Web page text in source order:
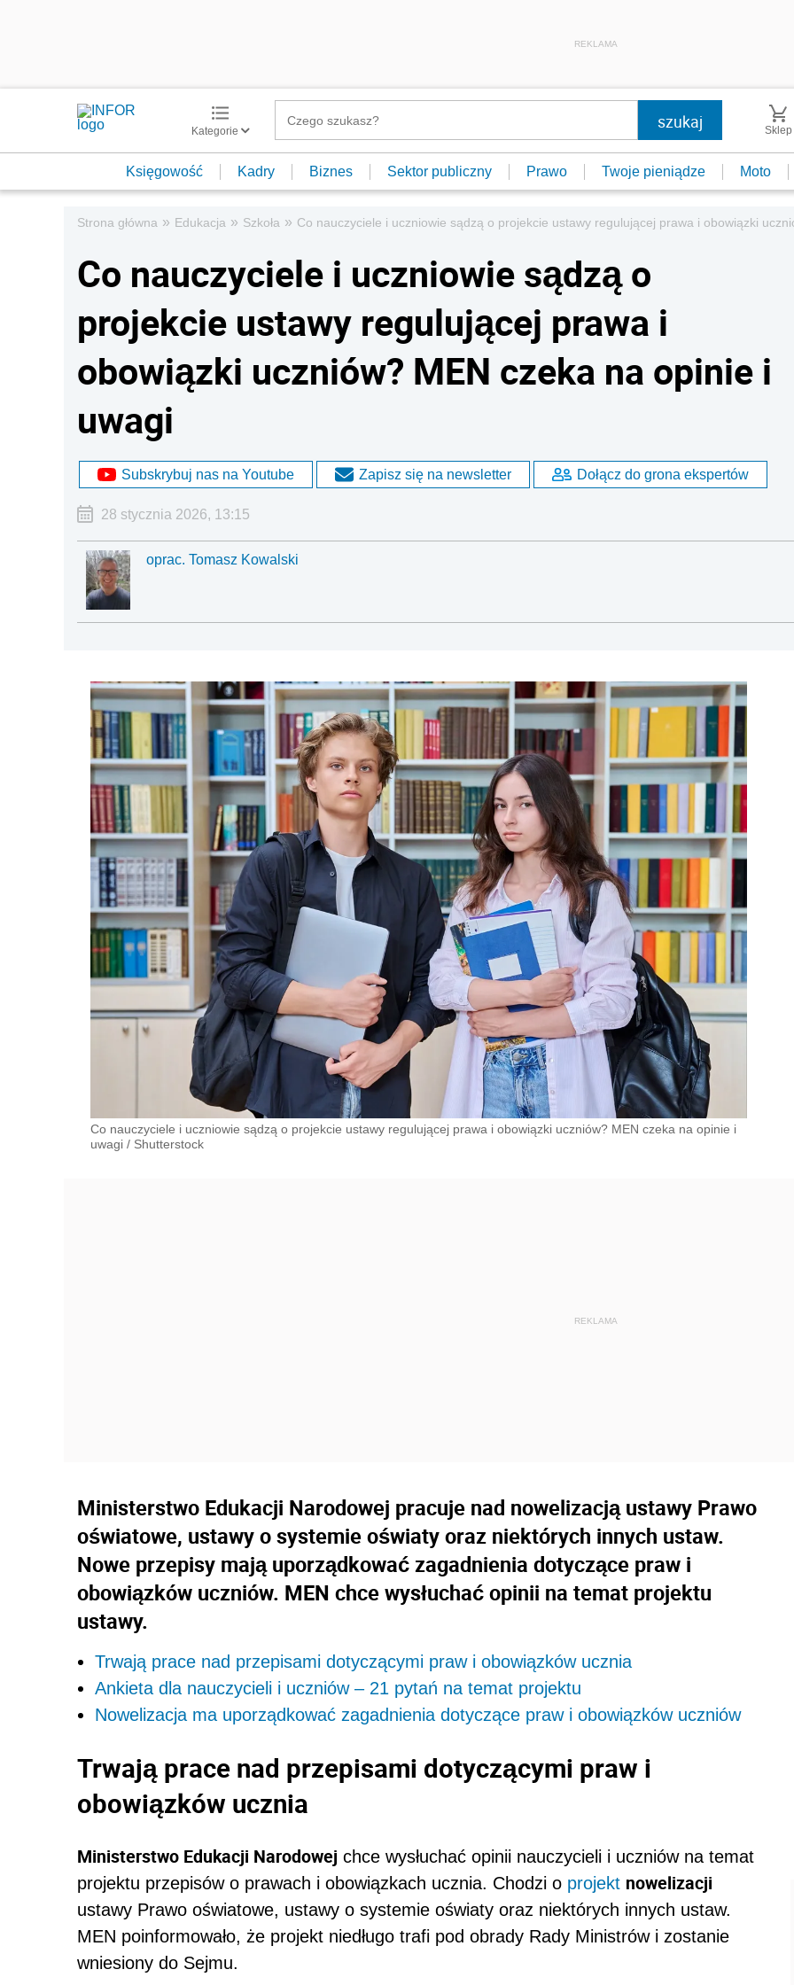
REKLAMA
Kategorie Sklep
Księgowość Kadry Biznes Sektor publiczny Prawo Twoje pieniądze Moto
Strona główna » Edukacja » Szkoła » Co nauczyciele i uczniowie sądzą o projekcie ustawy regulującej prawa i obowiązki
Co nauczyciele i uczniowie sądzą o
projekcie ustawy regulującej prawa i
obowiązki uczniów? MEN czeka na opinie i
uwagi
Subskrybuj nas na Youtube Zapisz się na newsletter Dołącz do grona ekspertów
28 stycznia 2026, 13:15
oprac. Tomasz Kowalski
Co nauczyciele i uczniowie sądzą o projekcie ustawy regulującej prawa i obowiązki uczniów? MEN czeka na opinie i
uwagi / Shutterstock
Ministerstwo Edukacji Narodowej pracuje nad nowelizacją ustawy Prawo
oświatowe, ustawy o systemie oświaty oraz niektórych innych ustaw.
Nowe przepisy mają uporządkować zagadnienia dotyczące praw i
obowiązków uczniów. MEN chce wysłuchać opinii na temat projektu
ustawy.
Trwają prace nad przepisami dotyczącymi praw i obowiązków ucznia
Ankieta dla nauczycieli i uczniów – 21 pytań na temat projektu
Nowelizacja ma uporządkować zagadnienia dotyczące praw i obowiązków uczniów
Trwają prace nad przepisami dotyczącymi praw i
obowiązków ucznia
Ministerstwo Edukacji Narodowej chce wysłuchać opinii nauczycieli i uczniów na temat
projektu przepisów o prawach i obowiązkach ucznia. Chodzi o projekt nowelizacji
ustawy Prawo oświatowe, ustawy o systemie oświaty oraz niektórych innych ustaw.
MEN poinformowało, że projekt niedługo trafi pod obrady Rady Ministrów i zostanie
wniesiony do Sejmu.